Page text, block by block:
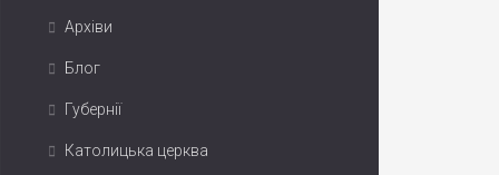
Архіви
Блог
Губернії
Католицька церква